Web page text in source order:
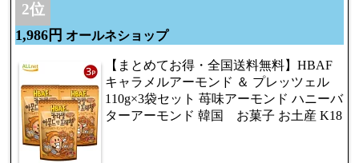
2位
1,986円 オールネショップ
【まとめてお得・全国送料無料】HBAF
キャラメルアーモンド ＆ プレッツェル
110g×3袋セット 苺味アーモンド ハニーバ
ターアーモンド 韓国 お菓子 お土産 K18